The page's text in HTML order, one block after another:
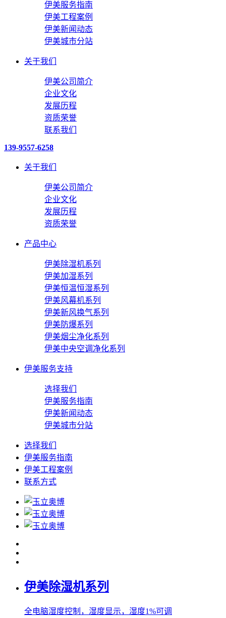
伊美服务指南
伊美工程案例
伊美新闻动态
伊美城市分站
关于我们
伊美公司简介
企业文化
发展历程
资质荣誉
联系我们
139-9557-6258
关于我们
伊美公司简介
企业文化
发展历程
资质荣誉
产品中心
伊美除湿机系列
伊美加湿系列
伊美恒温恒湿系列
伊美风幕机系列
伊美新风换气系列
伊美防爆系列
伊美烟尘净化系列
伊美中央空调净化系列
伊美服务支持
选择我们
伊美服务指南
伊美新闻动态
伊美城市分站
选择我们
伊美服务指南
伊美工程案例
联系方式
伊美除湿机系列
全电脑湿度控制，湿度显示，湿度1%可调